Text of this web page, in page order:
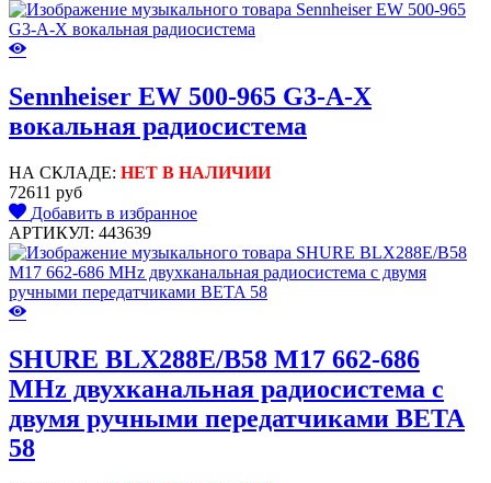
Sennheiser EW 500-965 G3-A-X
вокальная радиосистема
НА СКЛАДЕ: НЕТ В НАЛИЧИИ
72611 руб
Добавить в избранное
АРТИКУЛ: 443639
SHURE BLX288E/B58 M17 662-686
MHz двухканальная радиосистема с
двумя ручными передатчиками BETA
58